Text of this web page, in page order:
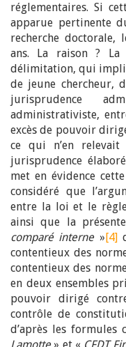
réglementaires. Si
apparue pertinente
recherche doctorale,
ans. La raison ?
délimitation, qui
de jeune chercheur,
jurisprudence
administrativiste,
excès de pouvoir
ce qui n’en
jurisprudence
met en évidence
considéré que
entre la loi et le
ainsi que la
comparé interne»[4]
contentieux des
contentieux des
en deux ensembles
pouvoir dirigé
contrôle de
d’après les formules